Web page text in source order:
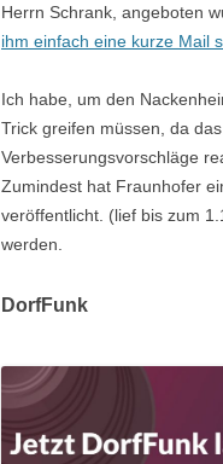
Herrn Schrank, angeboten
ihm einfach eine kurze Mail
Ich habe, um den
Trick greifen müssen, da
Verbesserungsvorschläge
Zumindest hat Fraunhofer
veröffentlicht. (lief bis zum
werden.
DorfFunk